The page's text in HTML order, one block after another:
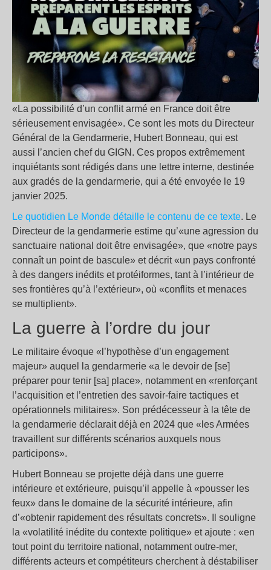
«La possibilité d’un conflit armé en France doit être
sérieusement envisagée». Ce sont les mots du Directeur
Général de la Gendarmerie, Hubert Bonneau, qui est
aussi l’ancien chef du GIGN. Ces propos extrêmement
inquiétants sont rédigés dans une lettre interne, destinée
aux gradés de la gendarmerie, qui a été envoyée le 19
janvier 2025.
Le quotidien Le Monde détaille le contenu de ce texte. Le
Directeur de la gendarmerie estime qu’«une agression du
sanctuaire national doit être envisagée», que «notre pays
connaît un point de bascule» et décrit «un pays confronté
à des dangers inédits et protéiformes, tant à l’intérieur de
ses frontières qu’à l’extérieur», où «conflits et menaces
se multiplient».
La guerre à l’ordre du jour
Le militaire évoque «l’hypothèse d’un engagement
majeur» auquel la gendarmerie «a le devoir de [se]
préparer pour tenir [sa] place», notamment en «renforçant
l’acquisition et l’entretien des savoir-faire tactiques et
opérationnels militaires». Son prédécesseur à la tête de
la gendarmerie déclarait déjà en 2024 que «les Armées
travaillent sur différents scénarios auxquels nous
participons».
Hubert Bonneau se projette déjà dans une guerre
intérieure et extérieure, puisqu’il appelle à «pousser les
feux» dans le domaine de la sécurité intérieure, afin
d’«obtenir rapidement des résultats concrets». Il souligne
la «volatilité inédite du contexte politique» et ajoute : «en
tout point du territoire national, notamment outre-mer,
différents acteurs et compétiteurs cherchent à déstabiliser